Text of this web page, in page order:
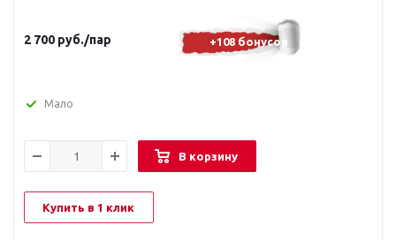
2 700 руб./пар +108 бонусов
Мало
В корзину
Купить в 1 клик